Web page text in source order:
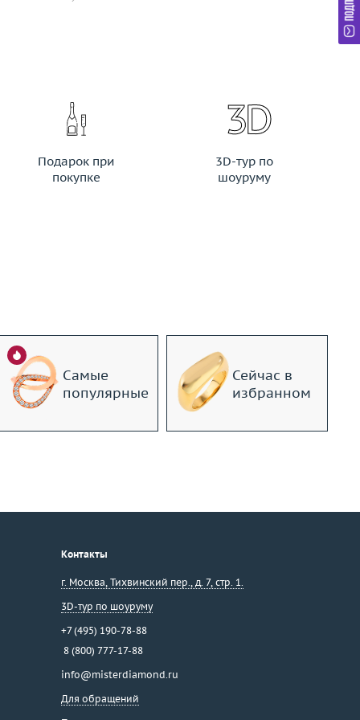
Подарок при
покупке
3D-тур по
шоуруму
Самые
популярные
Сейчас в
избранном
Контакты
г. Москва, Тихвинский пер., д. 7, стр. 1.
3D-тур по шоуруму
+7 (495) 190-78-88
8 (800) 777-17-88
info@misterdiamond.ru
Для обращений